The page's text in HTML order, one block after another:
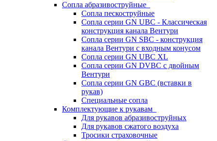
Сопла абразивоструйные
Сопла пескоструйные
Сопла серии GN UBC - Классическая
конструкция канала Вентури
Сопла серии GN SBC - конструкция
канала Вентури c входным конусом
Сопла серии GN UBC XL
Сопла серии GN DVBC с двойным
Вентури
Сопла серии GN GBC (вставки в
рукав)
Специальные сопла
Комплектующие к рукавам
Для рукавов абразивоструйных
Для рукавов сжатого воздуха
Тросики страховочные